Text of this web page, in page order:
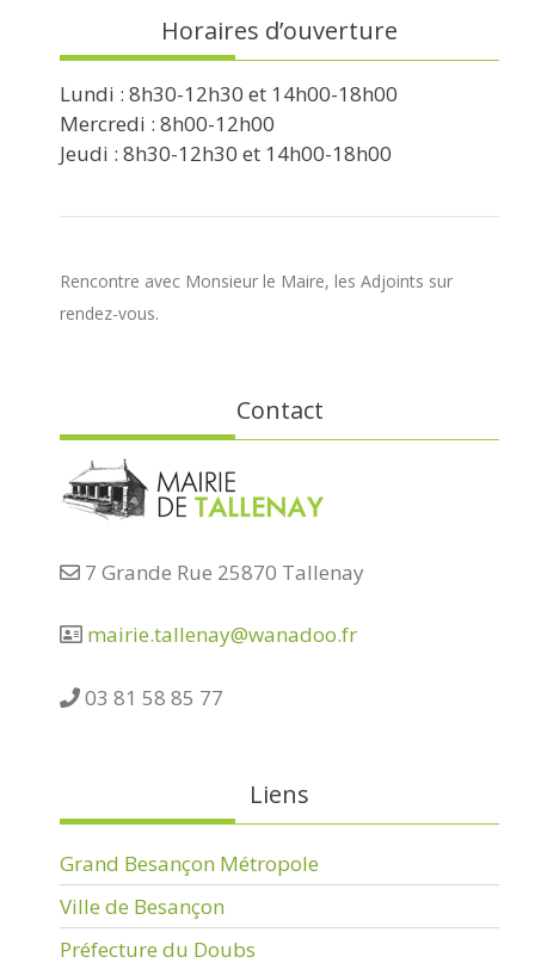
Horaires d’ouverture
Lundi : 8h30-12h30 et 14h00-18h00
Mercredi : 8h00-12h00
Jeudi : 8h30-12h30 et 14h00-18h00
Rencontre avec Monsieur le Maire, les Adjoints sur
rendez-vous.
Contact
7 Grande Rue 25870 Tallenay
mairie.tallenay@wanadoo.fr
03 81 58 85 77
Liens
Grand Besançon Métropole
Ville de Besançon
Préfecture du Doubs